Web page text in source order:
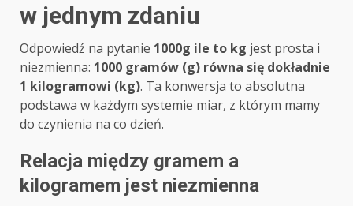
w jednym zdaniu
Odpowiedź na pytanie 1000g ile to kg jest prosta i
niezmienna: 1000 gramów (g) równa się dokładnie
1 kilogramowi (kg). Ta konwersja to absolutna
podstawa w każdym systemie miar, z którym mamy
do czynienia na co dzień.
Relacja między gramem a
kilogramem jest niezmienna